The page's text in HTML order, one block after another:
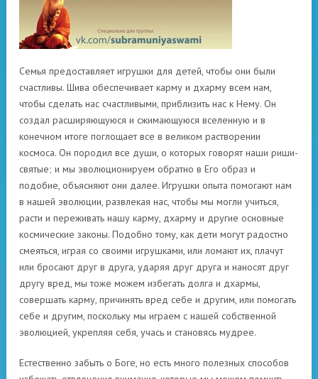
Семья предоставляет игрушки для детей, чтобы они были
счастливы. Шива обеспечивает карму и дхарму всем нам,
чтобы сделать нас счастливыми, приблизить нас к Нему. Он
создал расширяющуюся и сжимающуюся вселенную и в
конечном итоге поглощает все в великом растворении
космоса. Он породил все души, о которых говорят наши риши-
святые; и мы эволюционируем обратно в Его образ и
подобие, объясняют они далее. Игрушки опыта помогают нам
в нашей эволюции, развлекая нас, чтобы мы могли учиться,
расти и переживать нашу карму, дхарму и другие основные
космические законы. Подобно тому, как дети могут радостно
смеяться, играя со своими игрушками, или ломают их, плачут
или бросают друг в друга, ударяя друг друга и наносят друг
другу вред, мы тоже можем избегать долга и дхармы,
совершать карму, причинять вред себе и другим, или помогать
себе и другим, поскольку мы играем с нашей собственной
эволюцией, укрепляя себя, учась и становясь мудрее.
Естественно забыть о Боге, но есть много полезных способов